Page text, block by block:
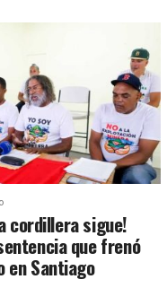
cordillera sigue!
que frenó
en Santiago